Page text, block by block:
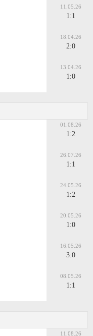
11.05.26
1:1
18.04.26
2:0
13.04.26
1:0
01.08.26
1:2
26.07.26
1:1
24.05.26
1:2
20.05.26
1:0
16.05.26
3:0
08.05.26
1:1
11.08.26